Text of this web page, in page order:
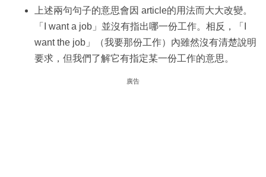
上述兩句句子的意思會因 article的用法而大大改變。
「I want a job」並沒有指出哪一份工作。相反，「I
want the job」（我要那份工作）內雖然沒有清楚說明
要求，但我們了解它有指定某一份工作的意思。
廣告